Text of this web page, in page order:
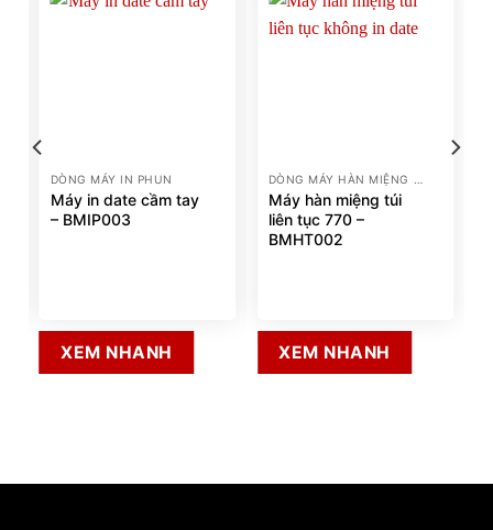
DÒNG MÁY IN PHUN
Máy in date cầm tay
– BMIP003
XEM NHANH
Máy hàn miệng túi
liên tục 770 –
BMHT002
XEM NHANH